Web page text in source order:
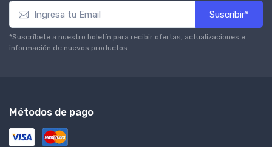
Suscribir*
*Suscríbete a nuestro boletín para recibir ofertas, actualizaciones e
información de nuevos productos.
Métodos de pago